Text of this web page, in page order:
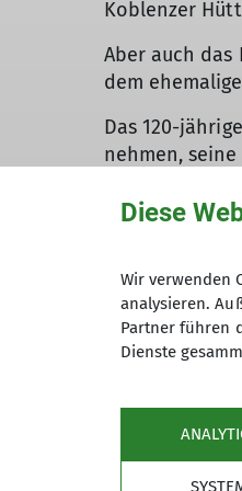
Koblenzer
Aber auch
dem
Das 120-
nehmen,
Der
Wichtigste
Ein
Diese
Wir verwenden
analysieren.
Partner führen
Dienste